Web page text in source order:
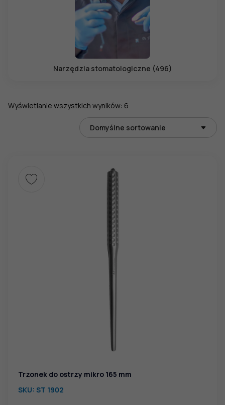
Narzędzia stomatologiczne (496)
Wyświetlanie wszystkich wyników: 6
Trzonek do ostrzy mikro 165 mm
SKU: ST 1902